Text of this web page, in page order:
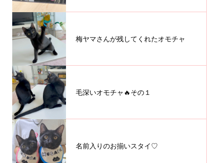
梅ヤマさんが残してくれたオモチャ
毛深いオモチャ🔥その１
名前入りのお揃いスタイ♡